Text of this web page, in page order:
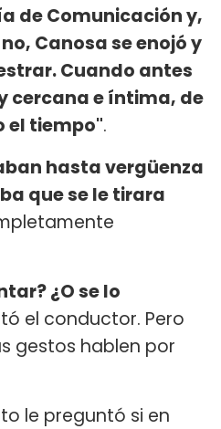
de Comunicación y,
Canosa se enojó y
Cuando antes
cercana e íntima, de
el tiempo".
hasta vergüenza
que se le tirara
¿O se lo
el conductor. Pero
gestos hablen por
le preguntó si en